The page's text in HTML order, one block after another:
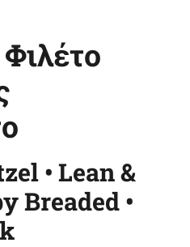
• Lean &
Breaded •